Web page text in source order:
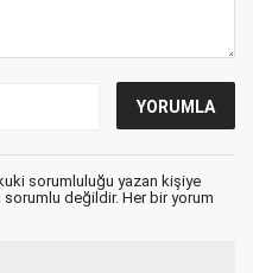
sorumluluğu yazan kişiye
sorumlu değildir. Her bir yorum